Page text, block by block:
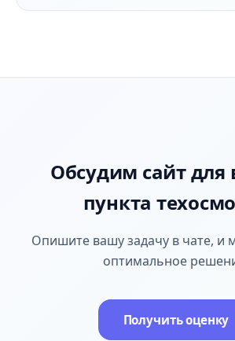
Обсудим сайт для
пункта
Опишите вашу задачу в чате, и
оптимальное
Получить оценку